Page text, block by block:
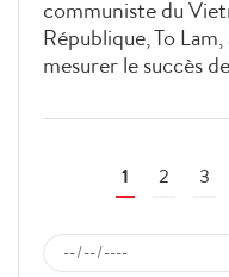
communiste du
République, To
mesurer le succès
l'ASEAN.
1 2 3